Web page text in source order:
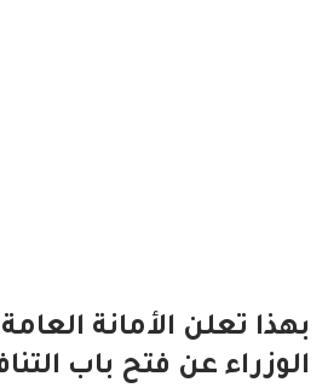
بهذا تعلن الأمانة
الوزراء عن فتح باب